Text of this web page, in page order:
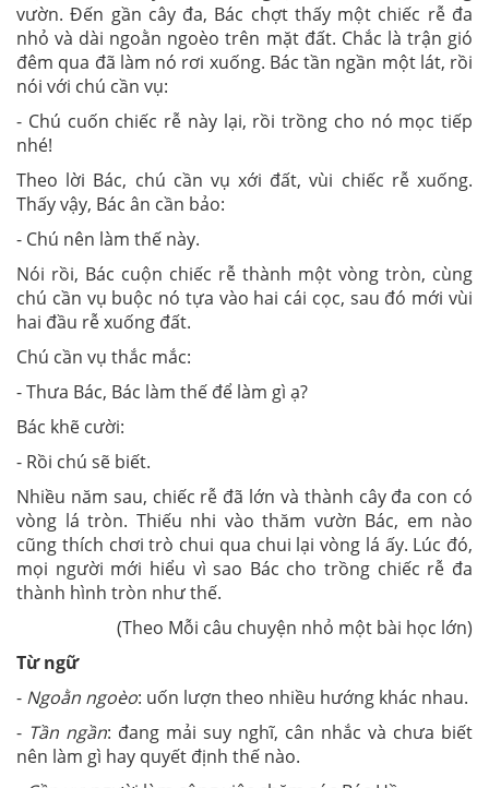
vườn. Đến gần cây đa, Bác chợt thấy một chiếc rễ đa
nhỏ và dài ngoằn ngoèo trên mặt đất. Chắc là trận gió
đêm qua đã làm nó rơi xuống. Bác tần ngần một lát, rồi
nói với chú cần vụ:
- Chú cuốn chiếc rễ này lại, rồi trồng cho nó mọc tiếp
nhé!
Theo lời Bác, chú cần vụ xới đất, vùi chiếc rễ xuống.
Thấy vậy, Bác ân cần bảo:
- Chú nên làm thế này.
Nói rồi, Bác cuộn chiếc rễ thành một vòng tròn, cùng
chú cần vụ buộc nó tựa vào hai cái cọc, sau đó mới vùi
hai đầu rễ xuống đất.
Chú cần vụ thắc mắc:
- Thưa Bác, Bác làm thế để làm gì ạ?
Bác khẽ cười:
- Rồi chú sẽ biết.
Nhiều năm sau, chiếc rễ đã lớn và thành cây đa con có
vòng lá tròn. Thiếu nhi vào thăm vườn Bác, em nào
cũng thích chơi trò chui qua chui lại vòng lá ấy. Lúc đó,
mọi người mới hiểu vì sao Bác cho trồng chiếc rễ đa
thành hình tròn như thế.
(Theo Mỗi câu chuyện nhỏ một bài học lớn)
Từ ngữ
- Ngoằn ngoèo: uốn lượn theo nhiều hướng khác nhau.
- Tần ngần: đang mải suy nghĩ, cân nhắc và chưa biết
nên làm gì hay quyết định thế nào.